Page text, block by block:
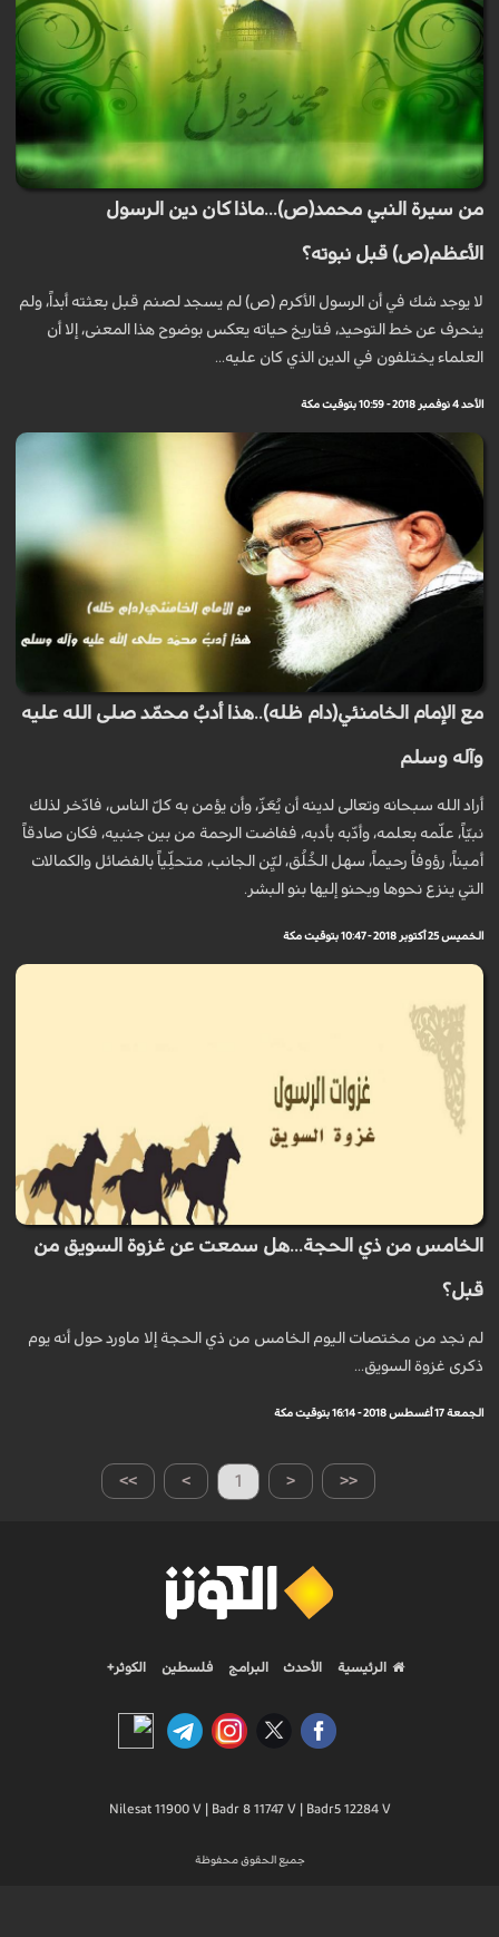
من سيرة النبي محمد(ص)...ماذا كان دين الرسول
الأعظم(ص) قبل نبوته؟
لا يوجد شك في أن الرسول الأكرم (ص) لم يسجد لصنم قبل بعثته أبداً، ولم
ينحرف عن خط التوحيد، فتاريخ حياته يعكس بوضوح هذا المعنى، إلا أن
العلماء يختلفون في الدين الذي كان عليه...
الأحد 4 نوفمبر 2018 - 10:59 بتوقيت مكة
مع الإمام الخامنئي(دام ظله)..هذا أدبُ محمّد صلى الله عليه
وآله وسلم
أراد الله سبحانه وتعالى لدينه أن يُعَزّ، وأن يؤمن به كلّ الناس، فادّخر لذلك
نبيّاً، علّمه بعلمه، وأدّبه بأدبه، ففاضت الرحمة من بين جنبيه، فكان صادقاً
أميناً، رؤوفاً رحيماً، سهل الخُلُق، ليِّن الجانب، متحلِّياً بالفضائل والكمالات
التي ينزع نحوها ويحنو إليها بنو البشر.
الخميس 25 أكتوبر 2018 - 10:47 بتوقيت مكة
الخامس من ذي الحجة...هل سمعت عن غزوة السويق من
قبل؟
لم نجد من مختصات اليوم الخامس من ذي الحجة إلا ماورد حول أنه يوم
ذكرى غزوة السويق...
الجمعة 17 أغسطس 2018 - 16:14 بتوقيت مكة
>> > 1 < <<
الرئيسية الأحدث البرامج فلسطين الكوثر+
Nilesat 11900 V | Badr 8 11747 V | Badr5 12284 V
جميع الحقوق محفوظة